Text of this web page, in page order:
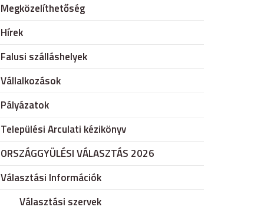
Megközelíthetőség
Hírek
Falusi szálláshelyek
Vállalkozások
Pályázatok
Települési Arculati kézikönyv
ORSZÁGGYÜLÉSI VÁLASZTÁS 2026
Választási Információk
Választási szervek